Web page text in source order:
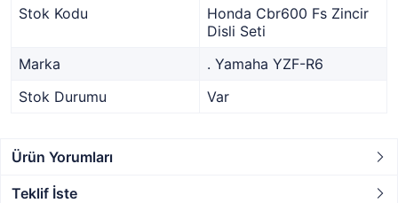
Stok Kodu
Honda Cbr600 Fs Zincir
Disli Seti
Marka
. Yamaha YZF-R6
Stok Durumu
Var
Ürün Yorumları
Teklif İste